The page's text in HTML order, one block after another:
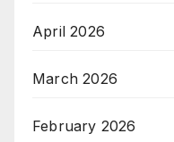
April 2026
March 2026
February 2026